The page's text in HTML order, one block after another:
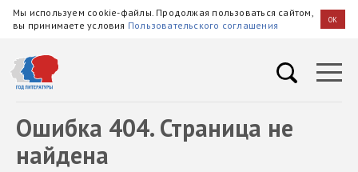
Мы используем cookie-файлы. Продолжая пользоваться сайтом,
вы принимаете условия Пользовательского соглашения OK
Ошибка 404. Страница не
найдена